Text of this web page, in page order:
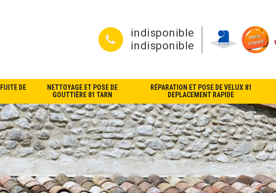
indisponible
indisponible
DE
NETTOYAGE ET POSE DE
GOUTTIÈRE 81 TARN
RÉPARATION ET POSE DE VELUX 81
DEPLACEMENT RAPIDE